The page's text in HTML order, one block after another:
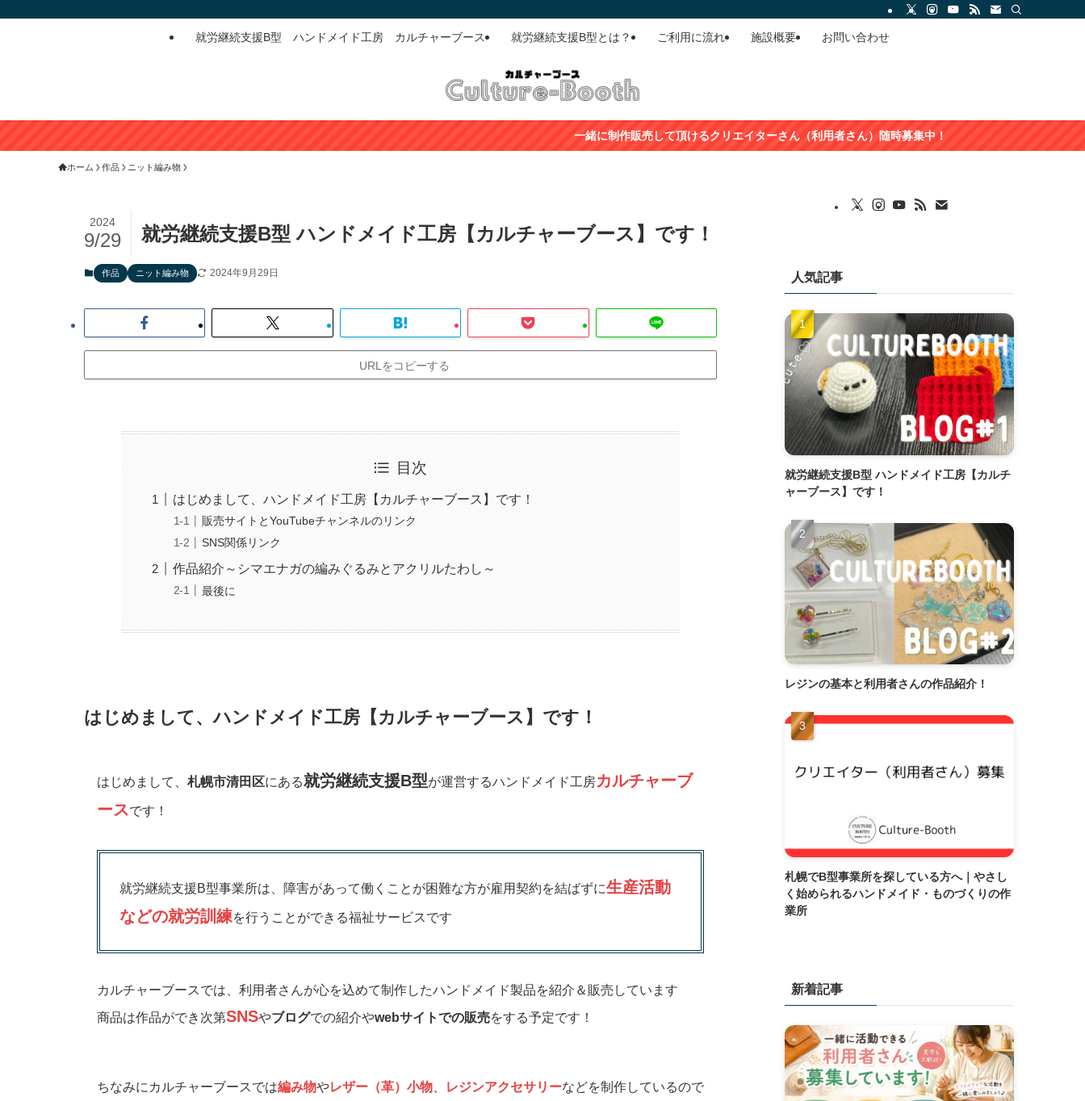
就労継続支援B型 ハンドメイド工房 カルチャーブース 就労継続支援B型とは？ ご利用に流れ 施設概要 お問い合わせ
一緒に制作販売して頂けるクリエイターさん（利用者さん）随時募集中！
ホーム 作品 ニット編み物
就労継続支援B型 ハンドメイド工房【カルチャーブース】です！
2024
9/29
作品 ニット編み物 2024年9月29日
URLをコピーする
目次
はじめまして、ハンドメイド工房【カルチャーブース】です！
販売サイトとYouTubeチャンネルのリンク
SNS関係リンク
作品紹介～シマエナガの編みぐるみとアクリルたわし～
最後に
はじめまして、ハンドメイド工房【カルチャーブース】です！
はじめまして、 札幌市清田区にある就労継続支援B型が運営するハンドメイド工房カルチャーブ
ースです！
就労継続支援B型事業所は、障害があって働くことが困難な方が雇用契約を結ばずに生産活動
などの就労訓練を行うことができる福祉サービスです
カルチャーブースでは、利用者さんが心を込めて制作したハンドメイド製品を紹介＆販売しています
商品は作品ができ次第SNSやブログでの紹介やwebサイトでの販売をする予定です！
ちなみにカルチャーブースでは編み物やレザー（革）小物 レジンアクセサリーなどを制作しているので
人気記事
就労継続支援B型 ハンドメイド工房【カルチ
ャーブース】です！
レジンの基本と利用者さんの作品紹介！
札幌でB型事業所を探している方へ｜やさし
く始められるハンドメイド・ものづくりの作
業所
新着記事